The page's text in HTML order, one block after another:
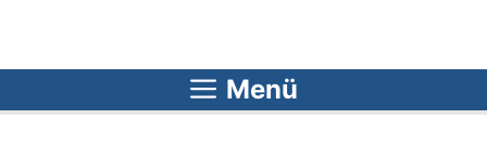
springen
Menü